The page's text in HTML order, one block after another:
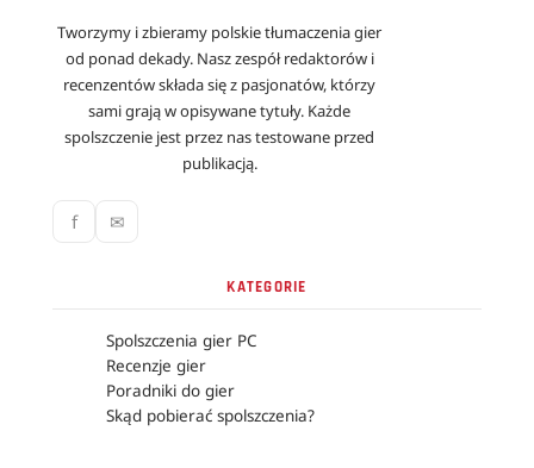
Tworzymy i zbieramy polskie tłumaczenia gier
od ponad dekady. Nasz zespół redaktorów i
recenzentów składa się z pasjonatów, którzy
sami grają w opisywane tytuły. Każde
spolszczenie jest przez nas testowane przed
publikacją.
f ✉
KATEGORIE
Spolszczenia gier PC
Recenzje gier
Poradniki do gier
Skąd pobierać spolszczenia?